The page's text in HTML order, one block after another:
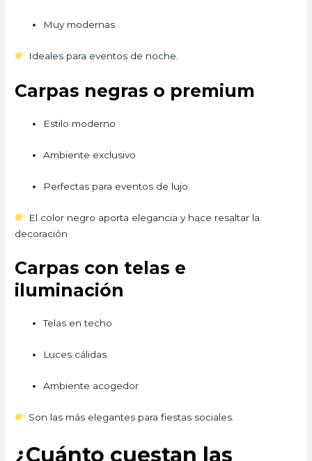
Muy modernas
Ideales para eventos de noche.
Carpas negras o premium
Estilo moderno
Ambiente exclusivo
Perfectas para eventos de lujo
El color negro aporta elegancia y hace resaltar la
decoración
Carpas con telas e
iluminación
Telas en techo
Luces cálidas
Ambiente acogedor
Son las más elegantes para fiestas sociales.
¿Cuánto cuestan las